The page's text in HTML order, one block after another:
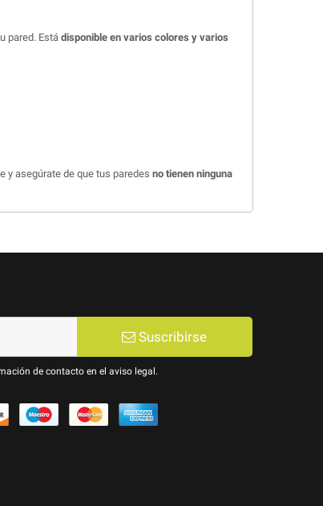
pared. Está disponible en varios colores y varios
y asegúrate de que tus paredes no tienen ninguna
Suscribirse
de contacto en el aviso legal.